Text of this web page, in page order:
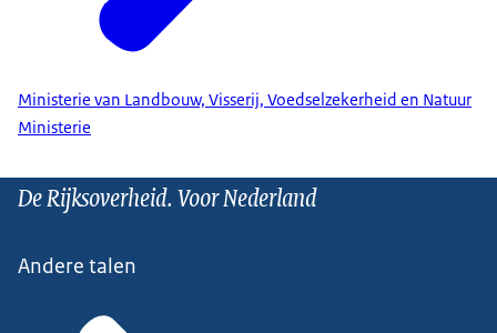
Ministerie van Landbouw, Visserij, Voedselzekerheid en Natuur
Ministerie
De Rijksoverheid. Voor Nederland
Andere talen